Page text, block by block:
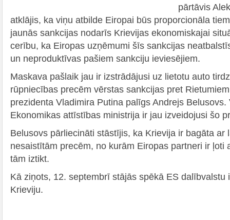
pārtāvis
atklājis, ka viņu atbilde Eiropai būs proporcionāla
jaunās sankcijas nodarīs Krievijas ekonomiskajai
cerību, ka Eiropas uzņēmumi šīs sankcijas
un neproduktīvas pašiem sankciju ieviesējiem.
Maskava pašlaik jau ir izstrādājusi uz lietotu auto
rūpniecības precēm vērstas sankcijas pret
prezidenta Vladimira Putina palīgs Andrejs
Ekonomikas attīstības ministrija ir jau izveidojusi šo
Belusovs pārliecināti stāstījis, ka Krievija ir bagāta ar
nesaistītām precēm, no kurām Eiropas partneri ir ļoti
tām iztikt.
Kā ziņots, 12. septembrī stājās spēkā ES dalībvalstu
Krieviju.